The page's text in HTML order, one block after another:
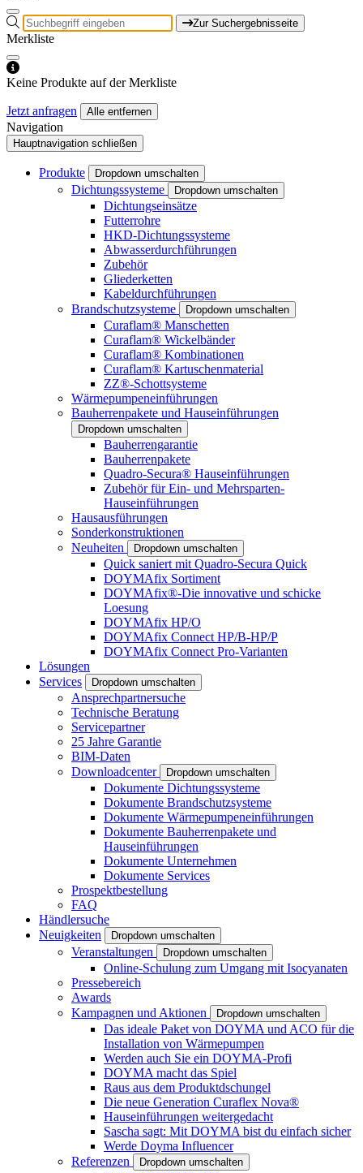
Zur Suchergebnisseite
Merkliste
Keine Produkte auf der Merkliste
Jetzt anfragen Alle entfernen
Navigation
Hauptnavigation schließen
Produkte Dropdown umschalten
Dichtungssysteme Dropdown umschalten
Dichtungseinsätze
Futterrohre
HKD-Dichtungssysteme
Abwasserdurchführungen
Zubehör
Gliederketten
Kabeldurchführungen
Brandschutzsysteme
Dropdown umschalten
Curaflam® Manschetten
Curaflam® Wickelbänder
Curaflam® Kombinationen
Curaflam® Kartuschenmaterial
ZZ®-Schottsysteme
Wärmepumpeneinführungen
Bauherrenpakete und Hauseinführungen
Dropdown umschalten
Bauherrengarantie
Bauherrenpakete
Quadro-Secura® Hauseinführungen
Zubehör für Ein- und Mehrsparten-
Hauseinführungen
Hausausführungen
Sonderkonstruktionen
Neuheiten
Dropdown umschalten
Quick saniert mit Quadro-Secura Quick
DOYMAfix Sortiment
DOYMAfix®-Die innovative und schicke
Loesung
DOYMAfix HP/O
DOYMAfix Connect HP/B-HP/P
DOYMAfix Connect Pro-Varianten
Lösungen
Services
Dropdown umschalten
Ansprechpartnersuche
Technische Beratung
Servicepartner
25 Jahre Garantie
BIM-Daten
Downloadcenter
Dropdown umschalten
Dokumente Dichtungssysteme
Dokumente Brandschutzsysteme
Dokumente Wärmepumpeneinführungen
Dokumente Bauherrenpakete und
Hauseinführungen
Dokumente Unternehmen
Dokumente Services
Prospektbestellung
FAQ
Händlersuche
Neuigkeiten
Dropdown umschalten
Veranstaltungen Dropdown umschalten
Online-Schulung zum Umgang mit Isocyanaten
Pressebereich
Awards
Kampagnen und Aktionen
Dropdown umschalten
Das ideale Paket von DOYMA und ACO für die
Installation von Wärmepumpen
Werden auch Sie ein DOYMA-Profi
DOYMA macht das Spiel
Raus aus dem Produktdschungel
Die neue Generation Curaflex Nova®
Hauseinführungen weitergedacht
Sascha sagt: Mit DOYMA bist du einfach sicher
Werde Doyma Influencer
Referenzen
Dropdown umschalten